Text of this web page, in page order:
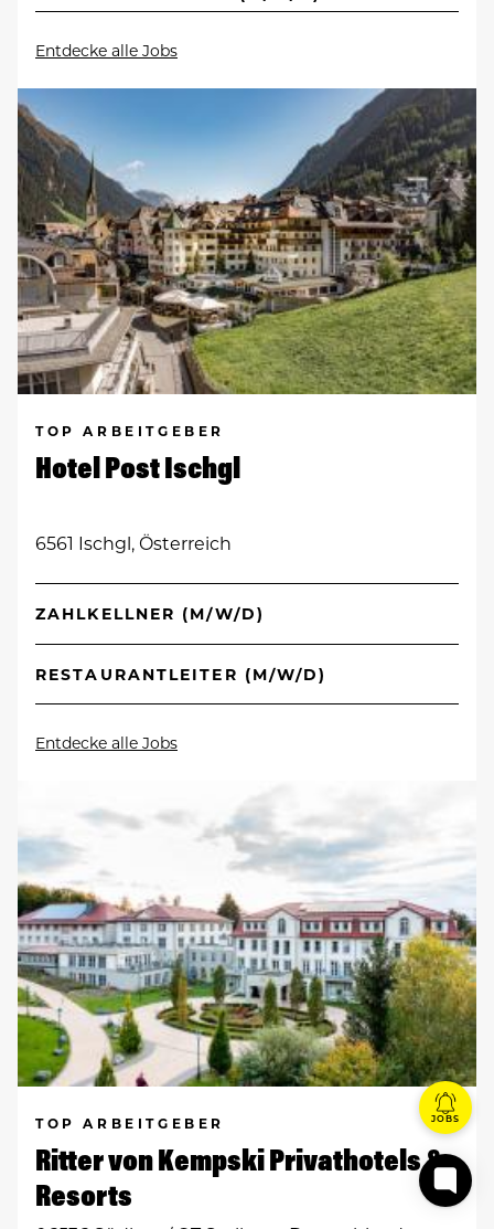
Entdecke alle Jobs
TOP ARBEITGEBER
Hotel Post Ischgl
6561 Ischgl, Österreich
ZAHLKELLNER (M/W/D)
RESTAURANTLEITER (M/W/D)
Entdecke alle Jobs
TOP ARBEITGEBER
Ritter von Kempski Privathotels &
Resorts
JOBS